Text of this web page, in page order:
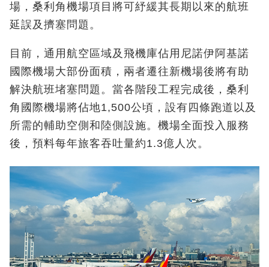
場，桑利角機場項目將可紓緩其長期以來的航班
延誤及擠塞問題。
目前，通用航空區域及飛機庫佔用尼諾伊阿基諾
國際機場大部份面積，兩者遷往新機場後將有助
解決航班堵塞問題。當各階段工程完成後，桑利
角國際機場將佔地1,500公頃，設有四條跑道以及
所需的輔助空側和陸側設施。機場全面投入服務
後，預料每年旅客吞吐量約1.3億人次。